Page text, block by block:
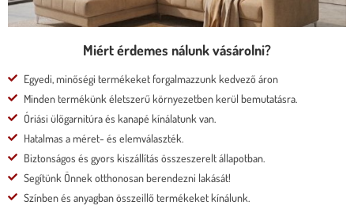
Miért érdemes nálunk vásárolni?
Egyedi, minőségi termékeket forgalmazzunk kedvező áron
Minden termékünk életszerű környezetben kerül bemutatásra.
Óriási ülőgarnitúra és kanapé kínálatunk van.
Hatalmas a méret- és elemválaszték.
Biztonságos és gyors kiszállítás összeszerelt állapotban.
Segítünk Önnek otthonosan berendezni lakását!
Színben és anyagban összeillő termékeket kínálunk.